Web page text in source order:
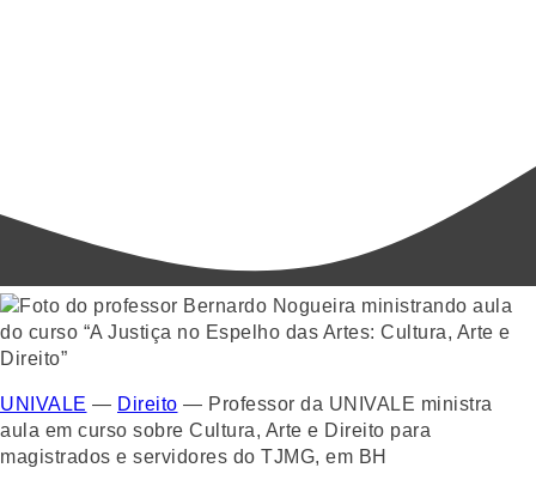
UNIVALE — Direito — Professor da UNIVALE ministra
aula em curso sobre Cultura, Arte e Direito para
magistrados e servidores do TJMG, em BH